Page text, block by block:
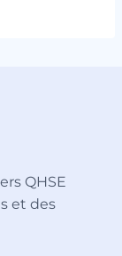
QHSE
et des